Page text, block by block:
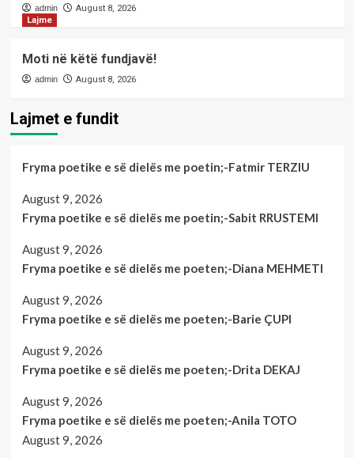
admin
August 8, 2026
Lajme
Moti në këtë fundjavë!
admin August 8, 2026
Lajmet e fundit
Fryma poetike e së dielës me poetin;-Fatmir TERZIU
August 9, 2026
Fryma poetike e së dielës me poetin;-Sabit RRUSTEMI
August 9, 2026
Fryma poetike e së dielës me poeten;-Diana MEHMETI
August 9, 2026
Fryma poetike e së dielës me poeten;-Barie ÇUPI
August 9, 2026
Fryma poetike e së dielës me poeten;-Drita DEKAJ
August 9, 2026
Fryma poetike e së dielës me poeten;-Anila TOTO
August 9, 2026